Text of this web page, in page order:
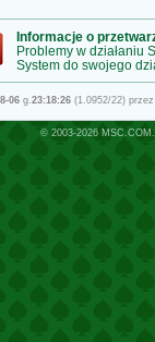
Informacje o
Problemy w działaniu
System do swojego
06g.23:18:26(1.0952/22)
© 2003-2026